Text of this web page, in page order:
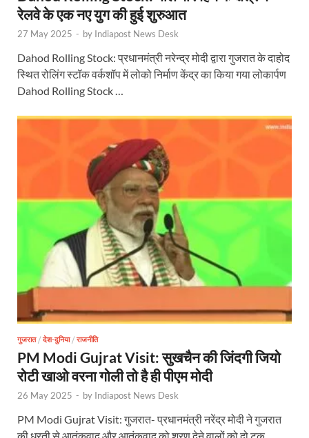
रेलवे के एक नए युग की हुई शुरुआत
27 May 2025 - by Indiapost News Desk
Dahod Rolling Stock: प्रधानमंत्री नरेन्द्र मोदी द्वारा गुजरात के दाहोद
स्थित रोलिंग स्टॉक वर्कशॉप में लोको निर्माण केंद्र का किया गया लोकार्पण
Dahod Rolling Stock …
गुजरात/ देश-दुनिया/ राजनीति
PM Modi Gujrat Visit: सुखचैन की जिंदगी जियो
रोटी खाओ वरना गोली तो है ही पीएम मोदी
26 May 2025 - by Indiapost News Desk
PM Modi Gujrat Visit: गुजरात- प्रधानमंत्री नरेंद्र मोदी ने गुजरात
की धरती से आतंकवाद और आतंकवाद को शरण देने वालों को दो टूक